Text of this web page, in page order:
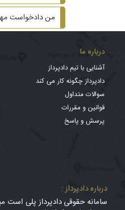
من دادخواست
درباره ما
آشنایی با تیم دادپرداز
دادپرداز چگونه کار می کند
سوالات متداول
قوانین و مقررات
پرسش و پاسخ
درباره دادپرداز :
سامانه حقوقی دادپرداز پلی است